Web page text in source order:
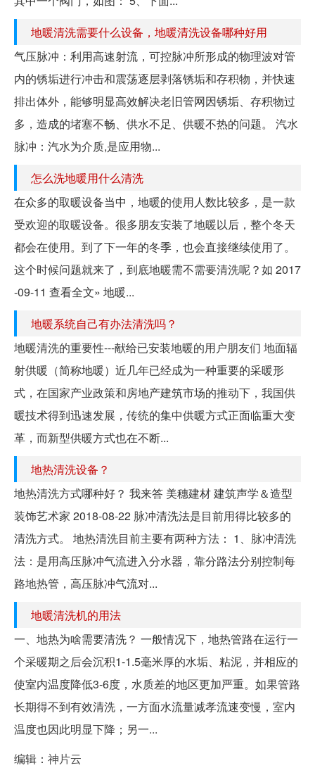
地暖清洗需要什么设备，地暖清洗设备哪种好用
气压脉冲：利用高速射流，可控脉冲所形成的物理波对管
内的锈垢进行冲击和震荡逐层剥落锈垢和存积物，并快速
排出体外，能够明显高效解决老旧管网因锈垢、存积物过
多，造成的堵塞不畅、供水不足、供暖不热的问题。 汽水
脉冲：汽水为介质,是应用物...
怎么洗地暖用什么清洗
在众多的取暖设备当中，地暖的使用人数比较多，是一款
受欢迎的取暖设备。很多朋友安装了地暖以后，整个冬天
都会在使用。到了下一年的冬季，也会直接继续使用了。
这个时候问题就来了，到底地暖需不需要清洗呢？如 2017
-09-11 查看全文» 地暖...
地暖系统自己有办法清洗吗？
地暖清洗的重要性---献给已安装地暖的用户朋友们 地面辐
射供暖（简称地暖）近几年已经成为一种重要的采暖形
式，在国家产业政策和房地产建筑市场的推动下，我国供
暖技术得到迅速发展，传统的集中供暖方式正面临重大变
革，而新型供暖方式也在不断...
地热清洗设备？
地热清洗方式哪种好？ 我来答 美穗建材 建筑声学＆造型
装饰艺术家 2018-08-22 脉冲清洗法是目前用得比较多的
清洗方式。 地热清洗目前主要有两种方法： 1、脉冲清洗
法：是用高压脉冲气流进入分水器，靠分路法分别控制每
路地热管，高压脉冲气流对...
地暖清洗机的用法
一、地热为啥需要清洗？ 一般情况下，地热管路在运行一
个采暖期之后会沉积1-1.5毫米厚的水垢、粘泥，并相应的
使室内温度降低3-6度，水质差的地区更加严重。如果管路
长期得不到有效清洗，一方面水流量减孝流速变慢，室内
温度也因此明显下降；另一...
编辑： 神片云